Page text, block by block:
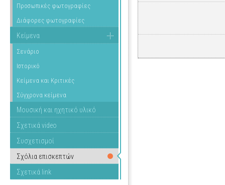
Προσωπικές φωτογραφίες
Διάφορες φωτογραφίες
Κείμενα
Σενάριο
Ιστορικό
Κείμενα και Κριτικές
Σύγχρονα κείμενα
Μουσική και ηχητικό υλικό
Σχετικά video
Συσχετισμοί
Σχόλια επισκεπτών
Σχετικά link